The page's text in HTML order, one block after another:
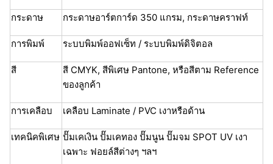
กระดาษ กระดาษอาร์ตการ์ด 350 แกรม, กระดาษคราฟท์
การพิมพ์ ระบบพิมพ์ออฟเซ็ท / ระบบพิมพ์ดิจิตอล
สี
สี CMYK, สีพิเศษ Pantone, หรือสีตาม Reference
ของลูกค้า
การเคลือบ เคลือบ Laminate / PVC เงาหรือด้าน
เทคนิคพิเศษ ปั๊มเคเงิน ปั๊มเคทอง ปั๊มนูน ปั๊มจม SPOT UV เงา
เฉพาะ ฟอยล์สีต่างๆ ฯลฯ